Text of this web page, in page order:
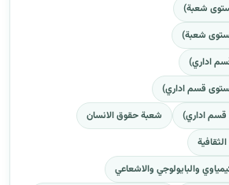
شعبة)
شعبة)
اداري)
قسم اداري)
قسم اداري)
شعبة حقوق الانسان
والبايولوجي والاشعاعي